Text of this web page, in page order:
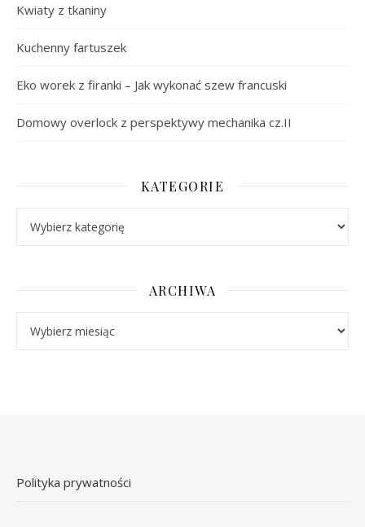
Kwiaty z tkaniny
Kuchenny fartuszek
Eko worek z firanki – Jak wykonać szew francuski
Domowy overlock z perspektywy mechanika cz.II
KATEGORIE
ARCHIWA
Polityka prywatności